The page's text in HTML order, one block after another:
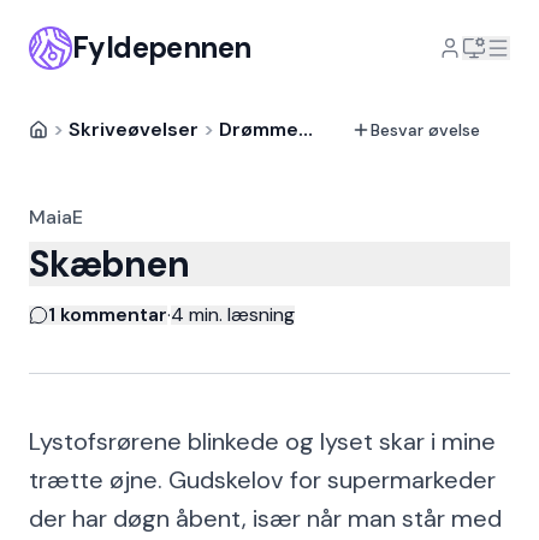
Fyldepennen
> Skriveøvelser > Drømme > Besvarelse
Besvar øvelse
MaiaE
Skæbnen
1 kommentar·4 min. læsning
Lystofsrørene blinkede og lyset skar i mine
trætte øjne. Gudskelov for supermarkeder
der har døgn åbent, især når man står med